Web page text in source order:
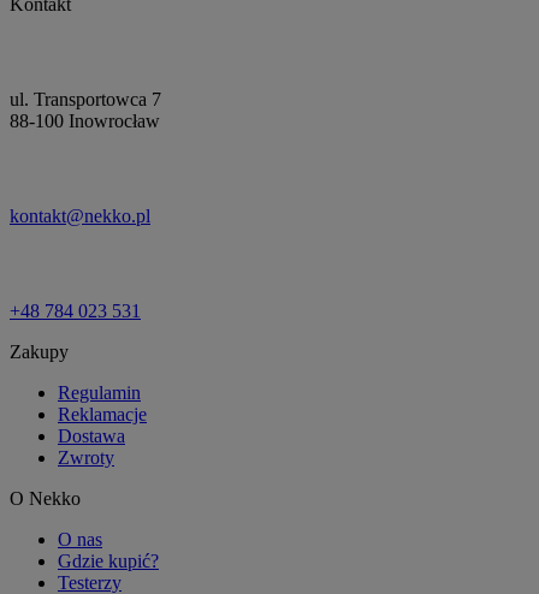
Kontakt
ul. Transportowca 7
88-100 Inowrocław
kontakt@nekko.pl
+48 784 023 531
Zakupy
Regulamin
Reklamacje
Dostawa
Zwroty
O Nekko
O nas
Gdzie kupić?
Testerzy